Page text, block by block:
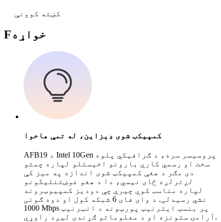
کښته کوونې
Fخواړه
کمپیکټ شوی ډیزاین، له تمې هاخوا
AFB19 د Intel 10Gen پروسیسر سره، د ګرافیکي پلوه
سخت او رسمي کاري بارونو اخیستلو لپاره چمتو
دی مګر د هغې کمپیکټ شوی اندازه په میز کې
لږترلږه ځای نیسي، دا د هغو غوښتنلیکونو
لپاره مناسب کوي چیرې چې دودیز کمپیوټرونه
نشي رسیدلی. د وای فای 6 شبکه کول او دوه ګونی
1000 Mbps پر بنسټ ایترنیټ پورټونه د انټرنیټ
آرامۍ ستونزه او د معلوماتو ګړندی لیږد راوړي.